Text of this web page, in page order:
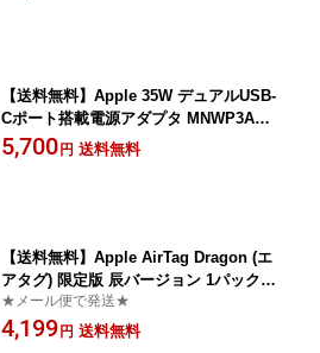
【送料無料】Apple 35W デュアルUSB-
Cポート搭載電源アダプタ MNWP3AM/
A 【新品】
5,700 円 送料無料
【送料無料】Apple AirTag Dragon (エ
アタグ) 限定版 辰バージョン 1パック
[MW4H3J/A]【新品】
★メール便で発送★
4,199 円 送料無料